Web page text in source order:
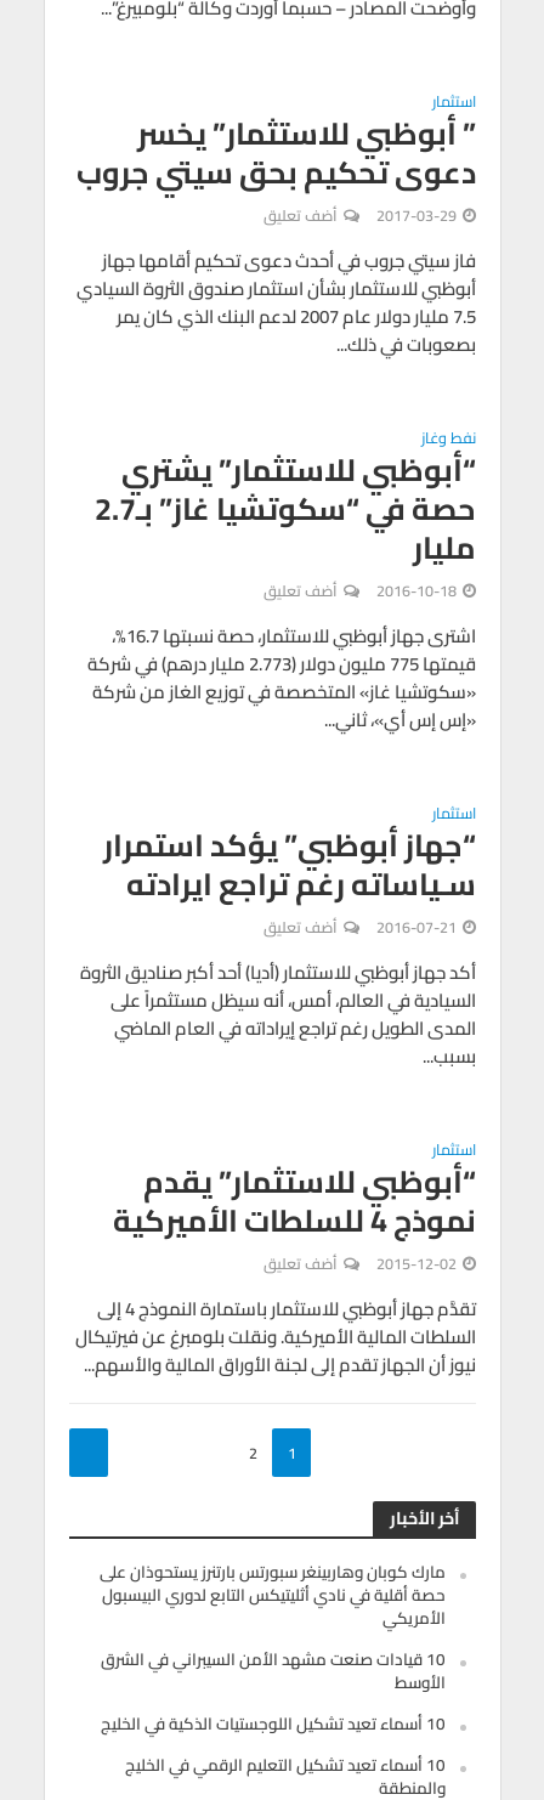
وأوضحت المصادر – حسبما أوردت وكالة “بلومبيرغ”...
استثمار
” أبوظبي للاستثمار” يخسر
دعوى تحكيم بحق سيتي جروب
2017-03-29 أضف تعليق
فاز سيتي جروب في أحدث دعوى تحكيم أقامها جهاز
أبوظبي للاستثمار بشأن استثمار صندوق الثروة السيادي
7.5 مليار دولار عام 2007 لدعم البنك الذي كان يمر
بصعوبات في ذلك...
نفط وغاز
“أبوظبي للاستثمار” يشتري
حصة في “سكوتشيا غاز” بـ2.7
مليار
2016-10-18 أضف تعليق
اشترى جهاز أبوظبي للاستثمار، حصة نسبتها 16.7%،
قيمتها 775 مليون دولار (2.773 مليار درهم) في شركة
«سكوتشيا غاز» المتخصصة في توزيع الغاز من شركة
«إس إس أي»، ثاني...
استثمار
“جهاز أبوظبي” يؤكد استمرار
سـياساته رغم تراجع ايرادته
2016-07-21 أضف تعليق
أكد جهاز أبوظبي للاستثمار (أديا) أحد أكبر صناديق الثروة
السيادية في العالم، أمس، أنه سيظل مستثمراً على
المدى الطويل رغم تراجع إيراداته في العام الماضي
بسبب...
استثمار
“أبوظبي للاستثمار” يقدم
نموذج 4 للسلطات الأميركية
2015-12-02 أضف تعليق
تقدَّم جهاز أبوظبي للاستثمار باستمارة النموذج 4 إلى
السلطات المالية الأميركية. ونقلت بلومبرغ عن فيرتيكال
نيوز أن الجهاز تقدم إلى لجنة الأوراق المالية والأسهم...
1
2
أخر الأخبار
مارك كوبان وهاربينغر سبورتس بارتنرز يستحوذان على
حصة أقلية في نادي أثليتيكس التابع لدوري البيسبول
الأمريكي
10 قيادات صنعت مشهد الأمن السيبراني في الشرق
الأوسط
10 أسماء تعيد تشكيل اللوجستيات الذكية في الخليج
10 أسماء تعيد تشكيل التعليم الرقمي في الخليج
والمنطقة